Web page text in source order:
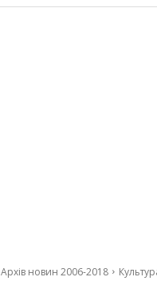
Архів новин 2006-2018